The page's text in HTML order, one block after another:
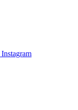
Instagram